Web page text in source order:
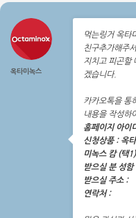
옥타미녹스
먹는링거 옥타
친구추가해주
지치고 피곤할
겠습니다.
카카오톡을 통
내용을 작성하
홈페이지 아이
신청상품 : 옥
미녹스 캄 (택1)
받으실 분 성함
받으실 주소 :
연락처 :